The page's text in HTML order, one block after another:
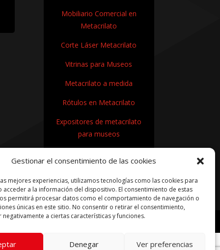
Gestionar el consentimiento de las cookies
mejores experiencias, utilizamos tecnologías como las cookies para
acceder a la información del dispositivo. El consentimiento de estas
permitirá procesar datos como el comportamiento de navegación o
únicas en este sitio. No consentir o retirar el consentimiento,
a ciertas características y funciones.
Denegar Ver preferencias
Mobiliario Comercial en
Metacrilato
Corte Láser Metacrilato
Vitrinas para Museos
Metacrilato a medida
Rótulos en Metacrilato
Expositores de metacrilato
para museos
metacrilato?
de cookies Términos condiciones compra